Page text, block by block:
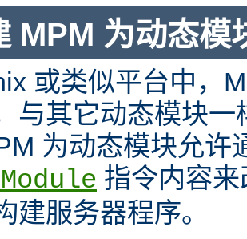
MPM 为动态模
或类似平台中，
与其它动态模块
为动态模块允许
指令内容
建服务器程序。